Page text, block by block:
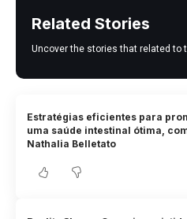
Related Stories
Uncover the stories that related to
Estratégias eficientes para
uma saúde intestinal ótima,
Nathalia Belletato